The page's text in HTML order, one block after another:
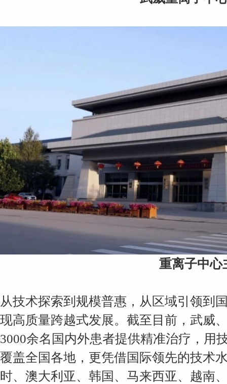
重离子中心
从技术探索到规模普惠，从区域引领到
现高质量跨越式发展。截至目前，武威
3000余名国内外患者提供精准治疗，用
覆盖全国各地，更凭借国际领先的技术
时、澳大利亚、韩国、马来西亚、越南